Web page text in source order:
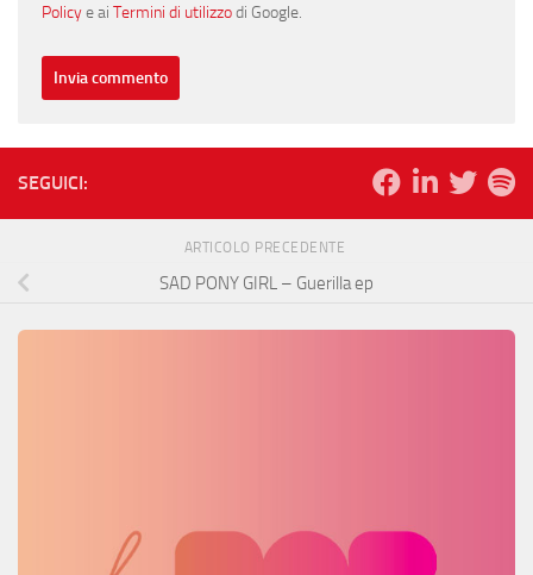
Policye ai Termini di utilizzodi Google.
SEGUICI:
ARTICOLO PRECEDENTE
SAD PONY GIRL – Guerilla ep